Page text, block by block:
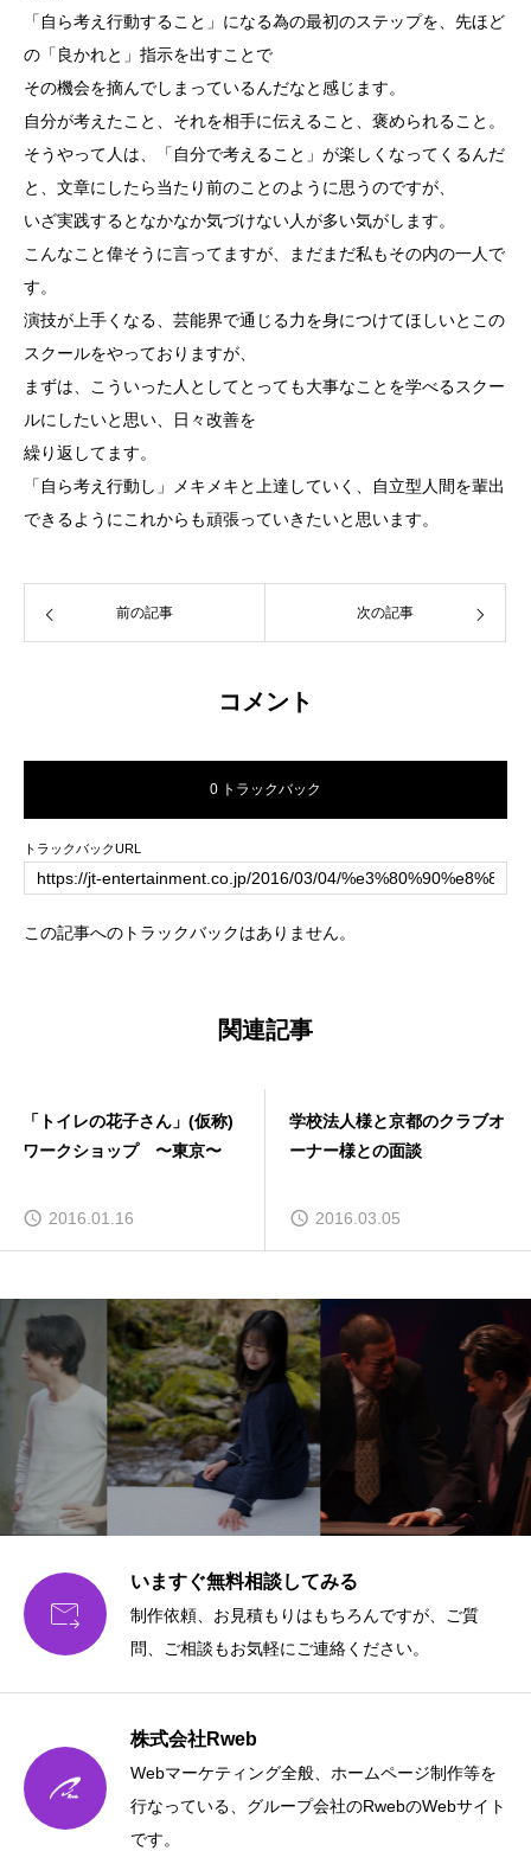
「自ら考え行動すること」になる為の最初のステップを、先ほど
の「良かれと」指示を出すことで
その機会を摘んでしまっているんだなと感じます。
自分が考えたこと、それを相手に伝えること、褒められること。
そうやって人は、「自分で考えること」が楽しくなってくるんだ
と、文章にしたら当たり前のことのように思うのですが、
いざ実践するとなかなか気づけない人が多い気がします。
こんなこと偉そうに言ってますが、まだまだ私もその内の一人で
す。
演技が上手くなる、芸能界で通じる力を身につけてほしいとこの
スクールをやっておりますが、
まずは、こういった人としてとっても大事なことを学べるスクー
ルにしたいと思い、日々改善を
繰り返してます。
「自ら考え行動し」メキメキと上達していく、自立型人間を輩出
できるようにこれからも頑張っていきたいと思います。
前の記事 次の記事
コメント
0 トラックバック
トラックバックURL
この記事へのトラックバックはありません。
関連記事
学校法人様と京都のクラブオ
ーナー様との面談
2016.03.05
舞台「問題のない私たち」出
演の定行恵美・山本一姫か
らいました！
2015.07.23

いますぐ無料相談してみる
制作依頼、お見積もりはもちろんですが、ご質
問、ご相談もお気軽にご連絡ください。
株式会社Rweb
Webマーケティング全般、ホームページ制作等を
行なっている、グループ会社のRwebのWebサイト
です。